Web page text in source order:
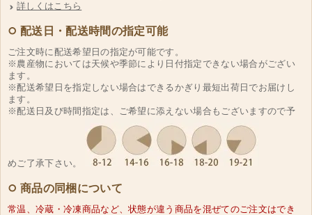
詳しくはこちら
配送日・配送時間の指定可能
ご注文時に配送希望日の指定が可能です。
※農産物においては天候や季節により日付指定できない場合がござい
ます。
※配送希望日を指定しない場合はできるかぎり最短出荷日でお届けし
ます。
※配送日及び時間指定は、ご希望に添えない場合もございますので予
めご了承下さい。
商品の同梱について
常温、冷蔵・冷凍商品など、状態が違う商品を混ぜてのご注文はでき